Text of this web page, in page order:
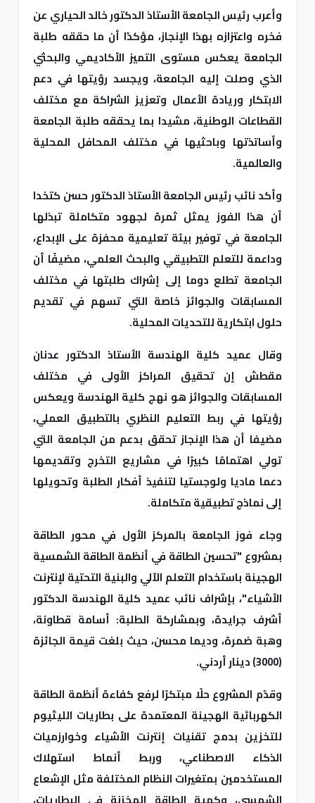
وأعرب رئيس الجامعة الأستاذ الدكتور خالد الحياري عن
فخره واعتزازه بهذا الإنجاز، مؤكدًا أن ما حققه طلبة
الجامعة يعكس مستوى التميز الأكاديمي والبحثي
الذي وصلت إليه الجامعة، ويجسد رؤيتها في دعم
الابتكار وريادة الأعمال وتعزيز الشراكة مع مختلف
القطاعات الوطنية، مشيدا بما يحققه طلبة الجامعة
وأساتذتها وباحثيها في مختلف المحافل المحلية
والعالمية.
وأكد نائب رئيس الجامعة الأستاذ الدكتور حسن كتخدا
أن هذا الفوز يمثل ثمرة لجهود متكاملة تبذلها
الجامعة في توفير بيئة تعليمية محفزة على الإبداع،
وداعمة للتعلم التطبيقي والبحث العلمي، مضيفًا أن
الجامعة تطلع دوما إلى إشراك طلبتها في مختلف
المسابقات والجوائز خاصة التي تسهم في تقديم
حلول ابتكارية للتحديات المحلية.
وقال عميد كلية الهندسة الأستاذ الدكتور عدنان
مقطش إن تحقيق المراكز الأولى في مختلف
المسابقات والجوائز هو نهج كلية الهندسة ويعكس
رؤيتها في ربط التعليم النظري بالتطبيق العملي،
مضيفا أن هذا الإنجاز تحقق بدعم من الجامعة التي
تولي اهتمامًا كبيرًا في مشاريع التخرج وتقديمها
دعما ماديا ولوجستيا لتنفيذ أفكار الطلبة وتحويلها
إلى نماذج تطبيقية متكاملة.
وجاء فوز الجامعة بالمركز الأول في محور الطاقة
بمشروع "تحسين الطاقة في أنظمة الطاقة الشمسية
الهجينة باستخدام التعلم الآلي والبنية التحتية لإنترنت
الأشياء"، بإشراف نائب عميد كلية الهندسة الدكتور
أشرف جرايدة، وبمشاركة الطلبة: أسامة قطاونة،
وهبة ضمرة، وديما محسن، حيث بلغت قيمة الجائزة
(3000) دينار أردني.
وقدّم المشروع حلًا مبتكرًا لرفع كفاءة أنظمة الطاقة
الكهربائية الهجينة المعتمدة على بطاريات الليثيوم
للتخزين بدمج تقنيات إنترنت الأشياء وخوارزميات
الذكاء الاصطناعي، وربط أنماط استهلاك
المستخدمين بمتغيرات النظام المختلفة مثل الإشعاع